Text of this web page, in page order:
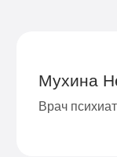
Мухина
Врач